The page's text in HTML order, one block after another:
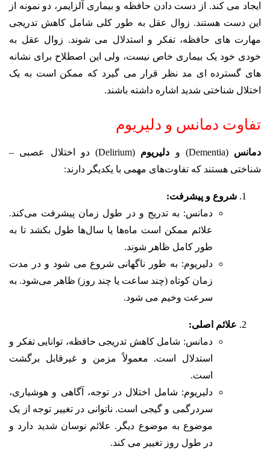
ایجاد می کند. از دست دادن حافظه و بیماری آلزایمر، دو نمونه از
این دست هستند. زوال عقل به طور کلی شامل کاهش تدریجی
مهارت های حافظه، تفکر و استدلال می شوند. زوال عقل به
خودی خود یک بیماری خاص نیست، ولی این اصطلاح برای نشانه
های گسترده ای مد نظر قرار می گیرد که ممکن است به یک
اختلال شناختی شدید اشاره داشته باشند.
تفاوت دمانس و دلیریوم
دمانس (Dementia) و دلیریوم
(Delirium) دو اختلال عصبی –
شناختی هستند که تفاوت‌های مهمی با یکدیگر دارند:
شروع و پیشرفت:
دمانس: به تدریج و در طول زمان پیشرفت می‌کند.
علائم ممکن است ماه‌ها یا سال‌ها طول بکشد تا به
طور کامل ظاهر شوند.
دلیریوم: به طور ناگهانی شروع می شود و در مدت
زمان کوتاه (چند ساعت یا چند روز) ظاهر می‌شود. به
سرعت وخیم می شود.
علائم اصلی:
دمانس: شامل کاهش تدریجی حافظه، توانایی تفکر و
استدلال است. معمولاً مزمن و غیرقابل برگشت
است.
دلیریوم: شامل اختلال در توجه، آگاهی و هوشیاری،
سردرگمی و گیجی است. ناتوانی در تغییر توجه از یک
موضوع به موضوع دیگر. علائم نوسان شدید دارد و
در طول روز تغییر می کند.